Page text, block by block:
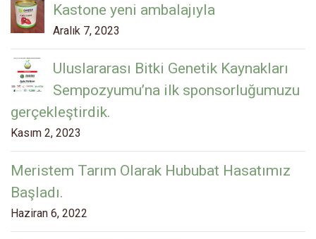
Kastone yeni ambalajıyla
Aralık 7, 2023
Uluslararası Bitki Genetik Kaynakları
Sempozyumu’na ilk sponsorluğumuzu
gerçekleştirdik.
Kasım 2, 2023
Meristem Tarım Olarak Hububat Hasatımız
Başladı.
Haziran 6, 2022